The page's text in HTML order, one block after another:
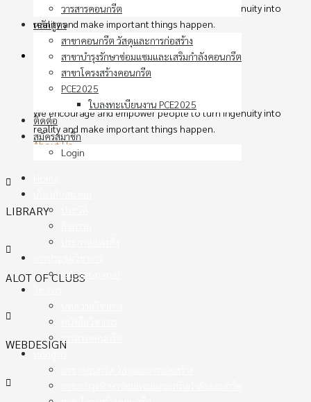
วารสารคอนกรีต
หลักสูตร
สาขาคอนกรีต วัสดุและการก่อสร้าง
สาขาบำรุงรักษาซ่อมแซมและเสริมกำลังคอนกรีต
สาขาโครงสร้างคอนกรีต
PCE2025
ใบลงทะเบียนงาน PCE2025
ติดต่อ
สมัครสมาชิก
Login
call-for-paper
We encourage and empower people to turn ingenuity into
reality and make important things happen.
About Us
UNIVERSITY
We encourage and empower people to turn ingenuity into
reality and make important things happen.
About Us
LIBRARY
ALOT OF CLUBS
WEBDESIGN